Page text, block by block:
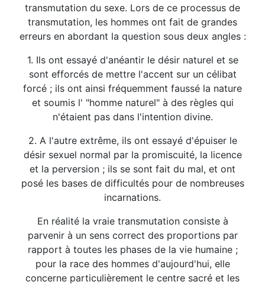
transmutation du sexe. Lors de ce processus de
transmutation, les hommes ont fait de grandes
erreurs en abordant la question sous deux angles :
1. Ils ont essayé d'anéantir le désir naturel et se
sont efforcés de mettre l'accent sur un célibat
forcé ; ils ont ainsi fréquemment faussé la nature
et soumis l' "homme naturel" à des règles qui
n'étaient pas dans l'intention divine.
2. A l'autre extrême, ils ont essayé d'épuiser le
désir sexuel normal par la promiscuité, la licence
et la perversion ; ils se sont fait du mal, et ont
posé les bases de difficultés pour de nombreuses
incarnations.
En réalité la vraie transmutation consiste à
parvenir à un sens correct des proportions par
rapport à toutes les phases de la vie humaine ;
pour la race des hommes d'aujourd'hui, elle
concerne particulièrement le centre sacré et les